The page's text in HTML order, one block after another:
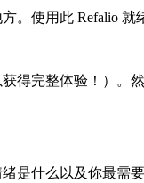
。使用此 Refalio 就
得完整体验！）。
是什么以及你最需要